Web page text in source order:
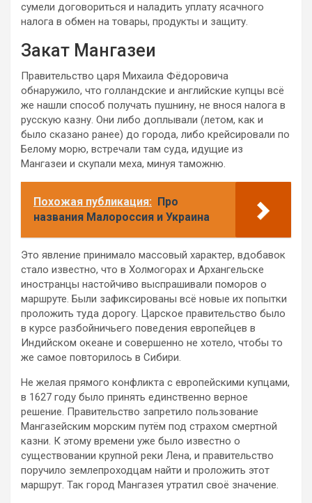
сумели договориться и наладить уплату ясачного
налога в обмен на товары, продукты и защиту.
Закат Мангазеи
Правительство царя Михаила Фёдоровича
обнаружило, что голландские и английские купцы всё
же нашли способ получать пушнину, не внося налога в
русскую казну. Они либо доплывали (летом, как и
было сказано ранее) до города, либо крейсировали по
Белому морю, встречали там суда, идущие из
Мангазеи и скупали меха, минуя таможню.
Похожая публикация: Про
названия Малороссия и Украина
Это явление принимало массовый характер, вдобавок
стало известно, что в Холмогорах и Архангельске
иностранцы настойчиво выспрашивали поморов о
маршруте. Были зафиксированы всё новые их попытки
проложить туда дорогу. Царское правительство было
в курсе разбойничьего поведения европейцев в
Индийском океане и совершенно не хотело, чтобы то
же самое повторилось в Сибири.
Не желая прямого конфликта с европейскими купцами,
в 1627 году было принять единственно верное
решение. Правительство запретило пользование
Мангазейским морским путём под страхом смертной
казни. К этому времени уже было известно о
существовании крупной реки Лена, и правительство
поручило землепроходцам найти и проложить этот
маршрут. Так город Мангазея утратил своё значение.